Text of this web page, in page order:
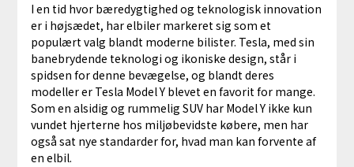
I en tid hvor bæredygtighed og teknologisk innovation
er i højsædet, har elbiler markeret sig som et
populært valg blandt moderne bilister. Tesla, med sin
banebrydende teknologi og ikoniske design, står i
spidsen for denne bevægelse, og blandt deres
modeller er Tesla Model Y blevet en favorit for mange.
Som en alsidig og rummelig SUV har Model Y ikke kun
vundet hjerterne hos miljøbevidste købere, men har
også sat nye standarder for, hvad man kan forvente af
en elbil.